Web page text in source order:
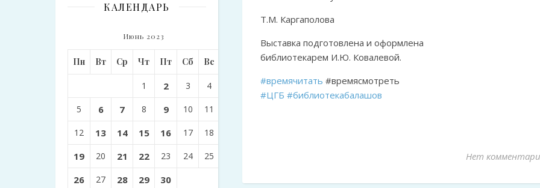
КАЛЕНДАРЬ
Июнь 2023
Пн Вт Ср Чт Пт Сб Вс
1 2 3 4
5 6 7 8 9 10 11
12 13 14 15 16 17 18
19 20 21 22 23 24 25
26 27 28 29 30
Т.М. Каргаполова
Выставка подготовлена и оформлена
библиотекарем И.Ю. Ковалевой.
#времячитать #времясмотреть
#ЦГБ #библиотекабалашов
Нет